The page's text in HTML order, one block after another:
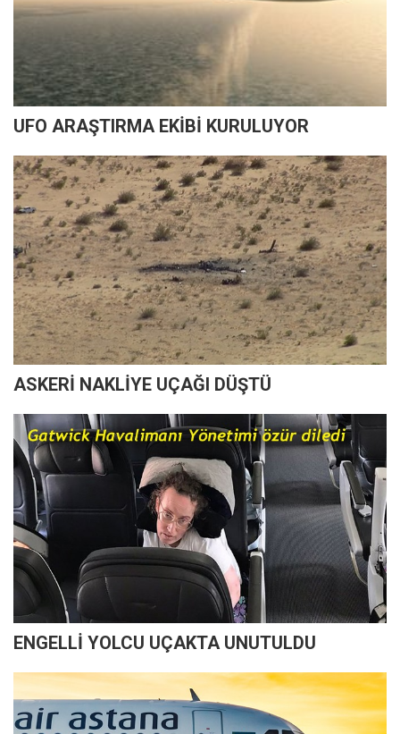
UFO ARAŞTIRMA EKİBİ KURULUYOR
ASKERİ NAKLİYE UÇAĞI DÜŞTÜ
ENGELLİ YOLCU UÇAKTA UNUTULDU